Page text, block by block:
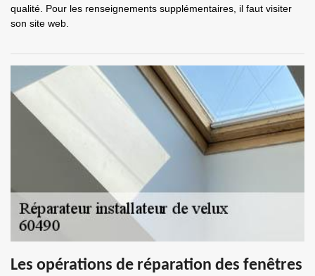
qualité. Pour les renseignements supplémentaires, il faut visiter
son site web.
Les opérations de réparation des fenêtres